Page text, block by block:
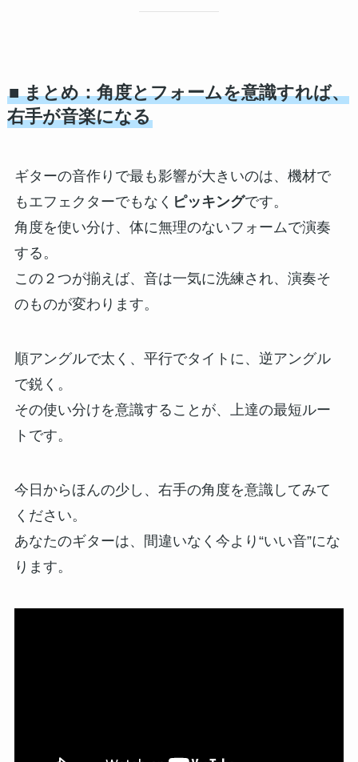
■ まとめ：角度とフォームを意識すれば、
右手が音楽になる
ギターの音作りで最も影響が大きいのは、機材で
もエフェクターでもなく ピッキングです。
角度を使い分け、体に無理のないフォームで演奏
する。
この２つが揃えば、音は一気に洗練され、演奏そ
のものが変わります。
順アングルで太く、平行でタイトに、逆アングル
で鋭く。
その使い分けを意識することが、上達の最短ルー
トです。
今日からほんの少し、右手の角度を意識してみて
ください。
あなたのギターは、間違いなく今より“いい音”にな
ります。